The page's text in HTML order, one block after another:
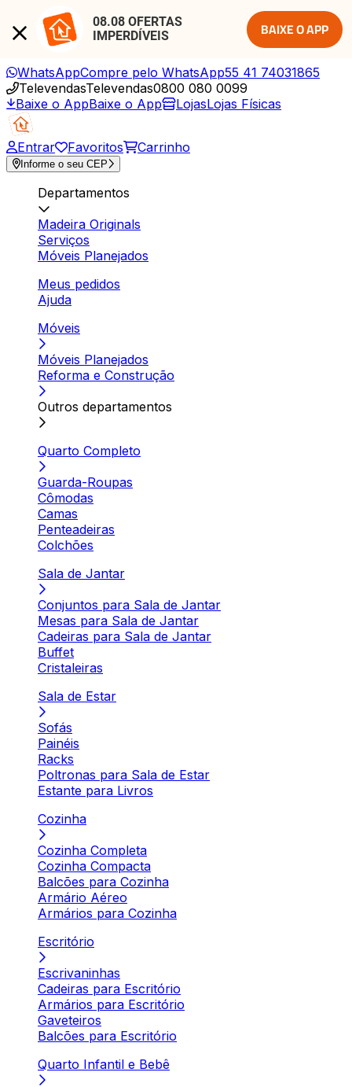
08.08 OFERTAS
IMPERDÍVEIS
BAIXE O APP
WhatsAppCompre pelo WhatsApp55 41 74031865
TelevendasTelevendas0800 080 0099
Baixe o AppBaixe o App LojasLojas Físicas
Entrar Favoritos Carrinho
Informe o seu CEP
Departamentos
Madeira Originals
Serviços
Móveis Planejados
Meus pedidos
Ajuda
Móveis
Móveis Planejados
Reforma e Construção
Outros departamentos
Quarto Completo
Guarda-Roupas
Cômodas
Camas
Penteadeiras
Colchões
Sala de Jantar
Conjuntos para Sala de Jantar
Mesas para Sala de Jantar
Cadeiras para Sala de Jantar
Buffet
Cristaleiras
Sala de Estar
Sofás
Painéis
Racks
Poltronas para Sala de Estar
Estante para Livros
Cozinha
Cozinha Completa
Cozinha Compacta
Balcões para Cozinha
Armário Aéreo
Armários para Cozinha
Escritório
Escrivaninhas
Cadeiras para Escritório
Armários para Escritório
Gaveteiros
Balcões para Escritório
Quarto Infantil e Bebê